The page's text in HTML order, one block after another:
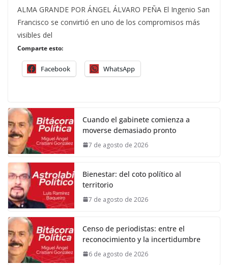
ALMA GRANDE POR ÁNGEL ÁLVARO PEÑA El Ingenio San
Francisco se convirtió en uno de los compromisos más
visibles del
Comparte esto:
Facebook WhatsApp
Cuando el gabinete comienza a
moverse demasiado pronto
7 de agosto de 2026
Bienestar: del coto político al
territorio
7 de agosto de 2026
Censo de periodistas: entre el
reconocimiento y la incertidumbre
6 de agosto de 2026